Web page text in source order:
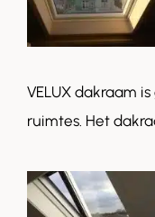
VELUX dakraam
ruimtes. Het